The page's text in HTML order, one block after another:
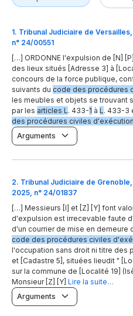
1. Tribunal Judiciaire de
n° 24/00551
[…] ORDONNE l'expulsion de [N]
des lieux situés [Adresse 3] à
concours de la force publique,
suivants du code des procédures
les meubles et objets se trouvant
par les articles L. 433-1 à L. 433-3
des procédures civiles d'exécution
Arguments
2. Tribunal Judiciaire de
2025, n° 24/01837
[…] Messieurs [I] et [Z] [Y] font
d'expulsion est irrecevable faute
d'un courrier de mise en demeure
code des procédures civiles
l'occupation sans droit ni titre des
et [Cadastre 5], situées lieudit "
sur la commune de [Localité 19]
Monsieur [Z] [Y] Lire la suite…
Arguments